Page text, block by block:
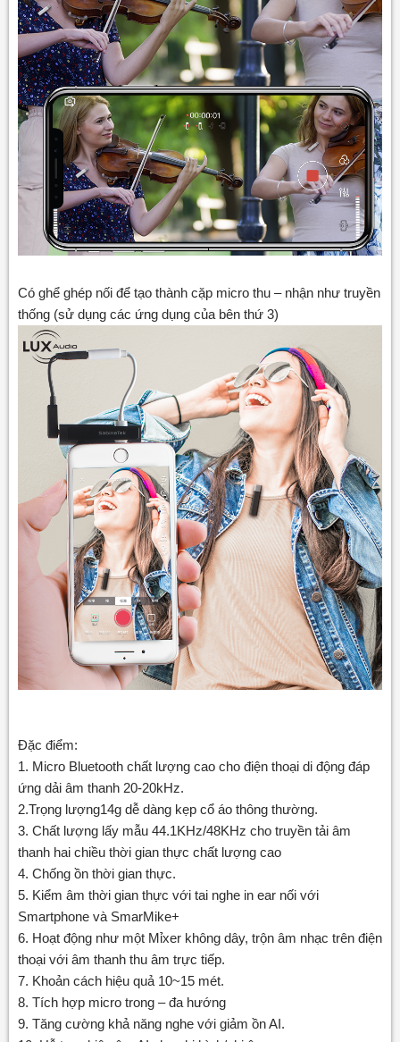
Có ghể ghép nối để tạo thành cặp micro thu – nhận như truyền
thống (sử dụng các ứng dụng của bên thứ 3)
Đặc điểm:
1. Micro Bluetooth chất lượng cao cho điện thoại di động đáp
ứng dải âm thanh 20-20kHz.
2.Trọng lượng14g dễ dàng kẹp cổ áo thông thường.
3. Chất lượng lấy mẫu 44.1KHz/48KHz cho truyền tải âm
thanh hai chiều thời gian thực chất lượng cao
4. Chống ồn thời gian thực.
5. Kiểm âm thời gian thực với tai nghe in ear nối với
Smartphone và SmarMike+
6. Hoạt động như một Mỉxer không dây, trộn âm nhạc trên điện
thoại với âm thanh thu âm trực tiếp.
7. Khoản cách hiệu quả 10~15 mét.
8. Tích hợp micro trong – đa hướng
9. Tăng cường khả năng nghe với giảm ồn AI.